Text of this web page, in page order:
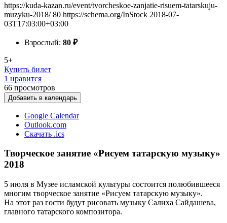
https://kuda-kazan.ru/event/tvorcheskoe-zanjatie-risuem-tatarskuju-
muzyku-2018/ 80 https://schema.org/InStock 2018-07-
03T17:03:00+03:00
Взрослый: 80 ₽
5+
Купить билет
1 нравится
66 просмотров
Добавить в календарь
Google Calendar
Outlook.com
Скачать .ics
Творческое занятие «Рисуем татарскую музыку»
2018
5 июля в Музее исламской культуры состоится полюбившееся
многим творческое занятие «Рисуем татарскую музыку».
На этот раз гости будут рисовать музыку Салиха Сайдашева,
главного татарского композитора.